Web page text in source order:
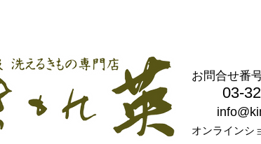
お問合せ番
03-
オンラインシ